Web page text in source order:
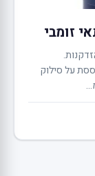
על סילוק